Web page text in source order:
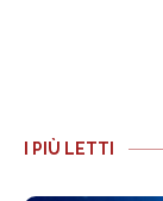
I PIÙ LETTI